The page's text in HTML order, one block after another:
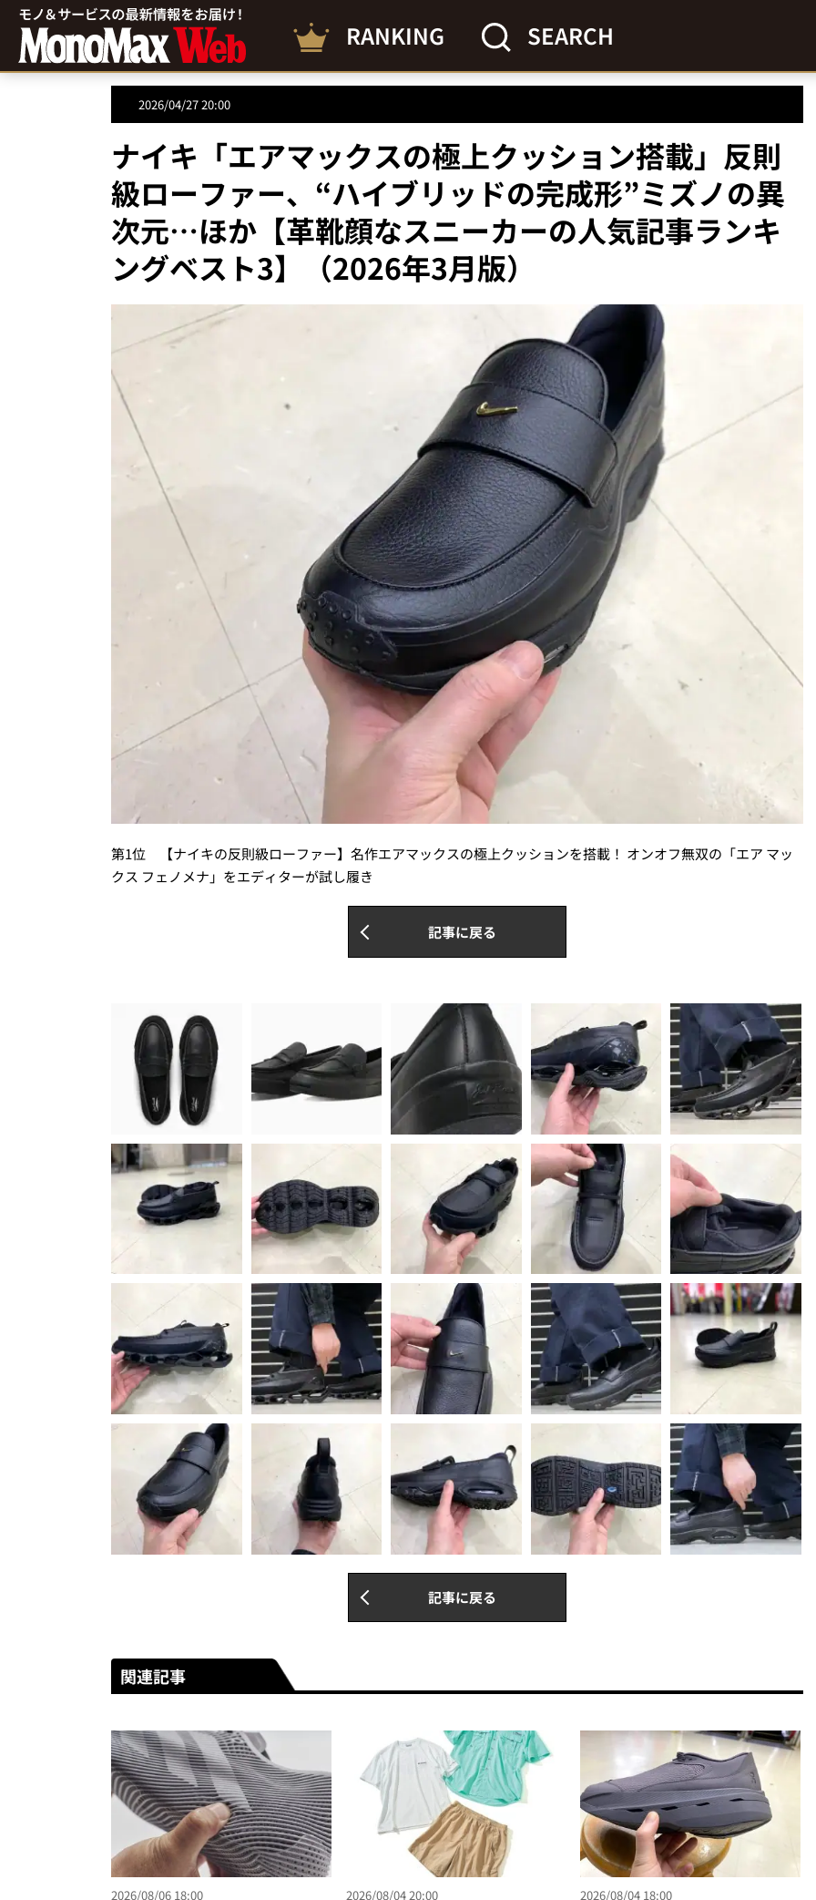
RANKING SEARCH
2026/04/27 20:00
ナイキ「エアマックスの極上クッション搭載」反則
級ローファー、“ハイブリッドの完成形”ミズノの異
次元…ほか【革靴顔なスニーカーの人気記事ランキ
ングベスト3】（2026年3月版）
第1位 【ナイキの反則級ローファー】名作エアマックスの極上クッションを搭載！ オンオフ無双の「エア マッ
クス フェノメナ」をエディターが試し履き
記事に戻る
記事に戻る
関連記事
2026/08/06 18:00 2026/08/04 20:00 2026/08/04 18:00